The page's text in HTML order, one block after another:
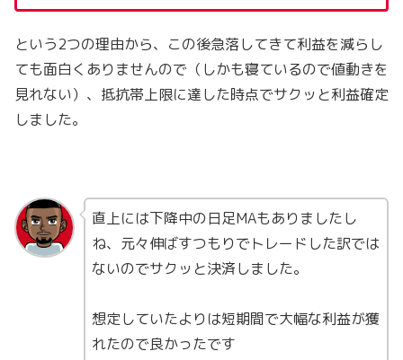
という2つの理由から、この後急落してきて利益を減らし
ても面白くありませんので（しかも寝ているので値動きを
見れない）、抵抗帯上限に達した時点でサクッと利益確定
しました。
直上には下降中の日足MAもありましたし
ね、元々伸ばすつもりでトレードした訳では
ないのでサクッと決済しました。
想定していたよりは短期間で大幅な利益が獲
れたので良かったです